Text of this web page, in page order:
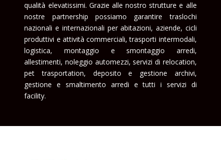
qualità elevatissimi. Grazie alle nostro strutture e alle
nostre partnership possiamo garantire traslochi
nazionali e internazionali per abitazioni, aziende, cicli
produttivi e attività commerciali, trasporti intermodali,
logistica, montaggio e smontaggio arredi,
allestimenti, noleggio automezzi, servizi di relocation,
pet trasportation, deposito e gestione archivi,
gestione e smaltimento arredi e tutti i servizi di
facility.